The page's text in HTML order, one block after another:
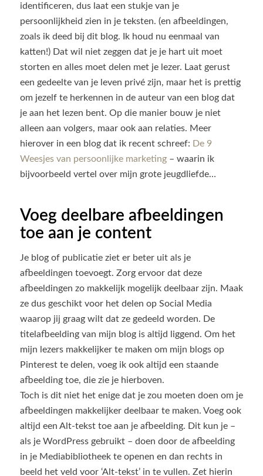
identificeren, dus laat een stukje van je
persoonlijkheid zien in je teksten. (en afbeeldingen,
zoals ik deed bij dit blog. Ik houd nu eenmaal van
katten!) Dat wil niet zeggen dat je je hart uit moet
storten en alles moet delen met je lezer. Laat gerust
een gedeelte van je leven privé zijn, maar het is prettig
om jezelf te herkennen in de auteur van een blog dat
je aan het lezen bent. Op die manier bouw je niet
alleen aan volgers, maar ook aan relaties. Meer
hierover in een blog dat ik recent schreef: De 9
Weesjes van persoonlijke marketing– waarin ik
bijvoorbeeld vertel over mijn grote jeugdliefde…
Voeg deelbare afbeeldingen
toe aan je content
Je blog of publicatie ziet er beter uit als je
afbeeldingen toevoegt. Zorg ervoor dat deze
afbeeldingen zo makkelijk mogelijk deelbaar zijn. Maak
ze dus geschikt voor het delen op Social Media
waarop jij graag wilt dat ze gedeeld worden. De
titelafbeelding van mijn blog is altijd liggend. Om het
mijn lezers makkelijker te maken om mijn blogs op
Pinterest te delen, voeg ik ook altijd een staande
afbeelding toe, die zie je hierboven.
Toch is dit niet het enige dat je zou moeten doen om je
afbeeldingen makkelijker deelbaar te maken. Voeg ook
altijd een Alt-tekst toe aan je afbeelding. Dit kun je –
als je WordPress gebruikt – doen door de afbeelding
in je Mediabibliotheek te openen en dan rechts in
beeld het veld voor ‘Alt-tekst’ in te vullen. Zet hierin